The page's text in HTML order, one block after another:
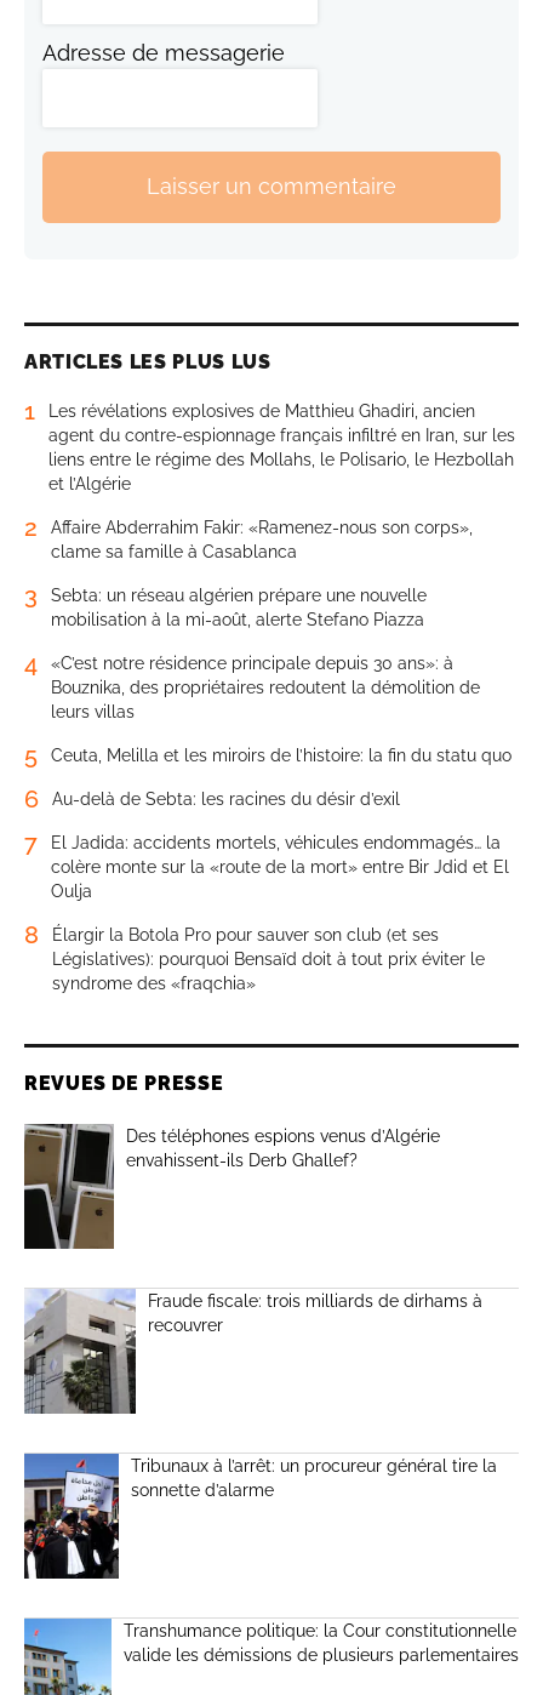
Adresse de messagerie
Laisser un commentaire
ARTICLES LES PLUS LUS
1
Les révélations explosives de Matthieu Ghadiri, ancien
agent du contre-espionnage français infiltré en Iran, sur les
liens entre le régime des Mollahs, le Polisario, le Hezbollah
et l’Algérie
2
Affaire Abderrahim Fakir: «Ramenez-nous son corps»,
clame sa famille à Casablanca
3
Sebta: un réseau algérien prépare une nouvelle
mobilisation à la mi-août, alerte Stefano Piazza
4
«C’est notre résidence principale depuis 30 ans»: à
Bouznika, des propriétaires redoutent la démolition de
leurs villas
5 Ceuta, Melilla et les miroirs de l’histoire: la fin du statu quo
6 Au-delà de Sebta: les racines du désir d’exil
7
El Jadida: accidents mortels, véhicules endommagés… la
colère monte sur la «route de la mort» entre Bir Jdid et El
Oulja
8
Élargir la Botola Pro pour sauver son club (et ses
Législatives): pourquoi Bensaïd doit à tout prix éviter le
syndrome des «fraqchia»
REVUES DE PRESSE
Des téléphones espions venus d’Algérie
envahissent-ils Derb Ghallef?
Fraude fiscale: trois milliards de dirhams à
recouvrer
Tribunaux à l’arrêt: un procureur général tire la
sonnette d’alarme
Transhumance politique: la Cour constitutionnelle
valide les démissions de plusieurs parlementaires